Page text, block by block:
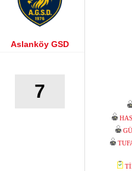
Aslanköy GSD
7